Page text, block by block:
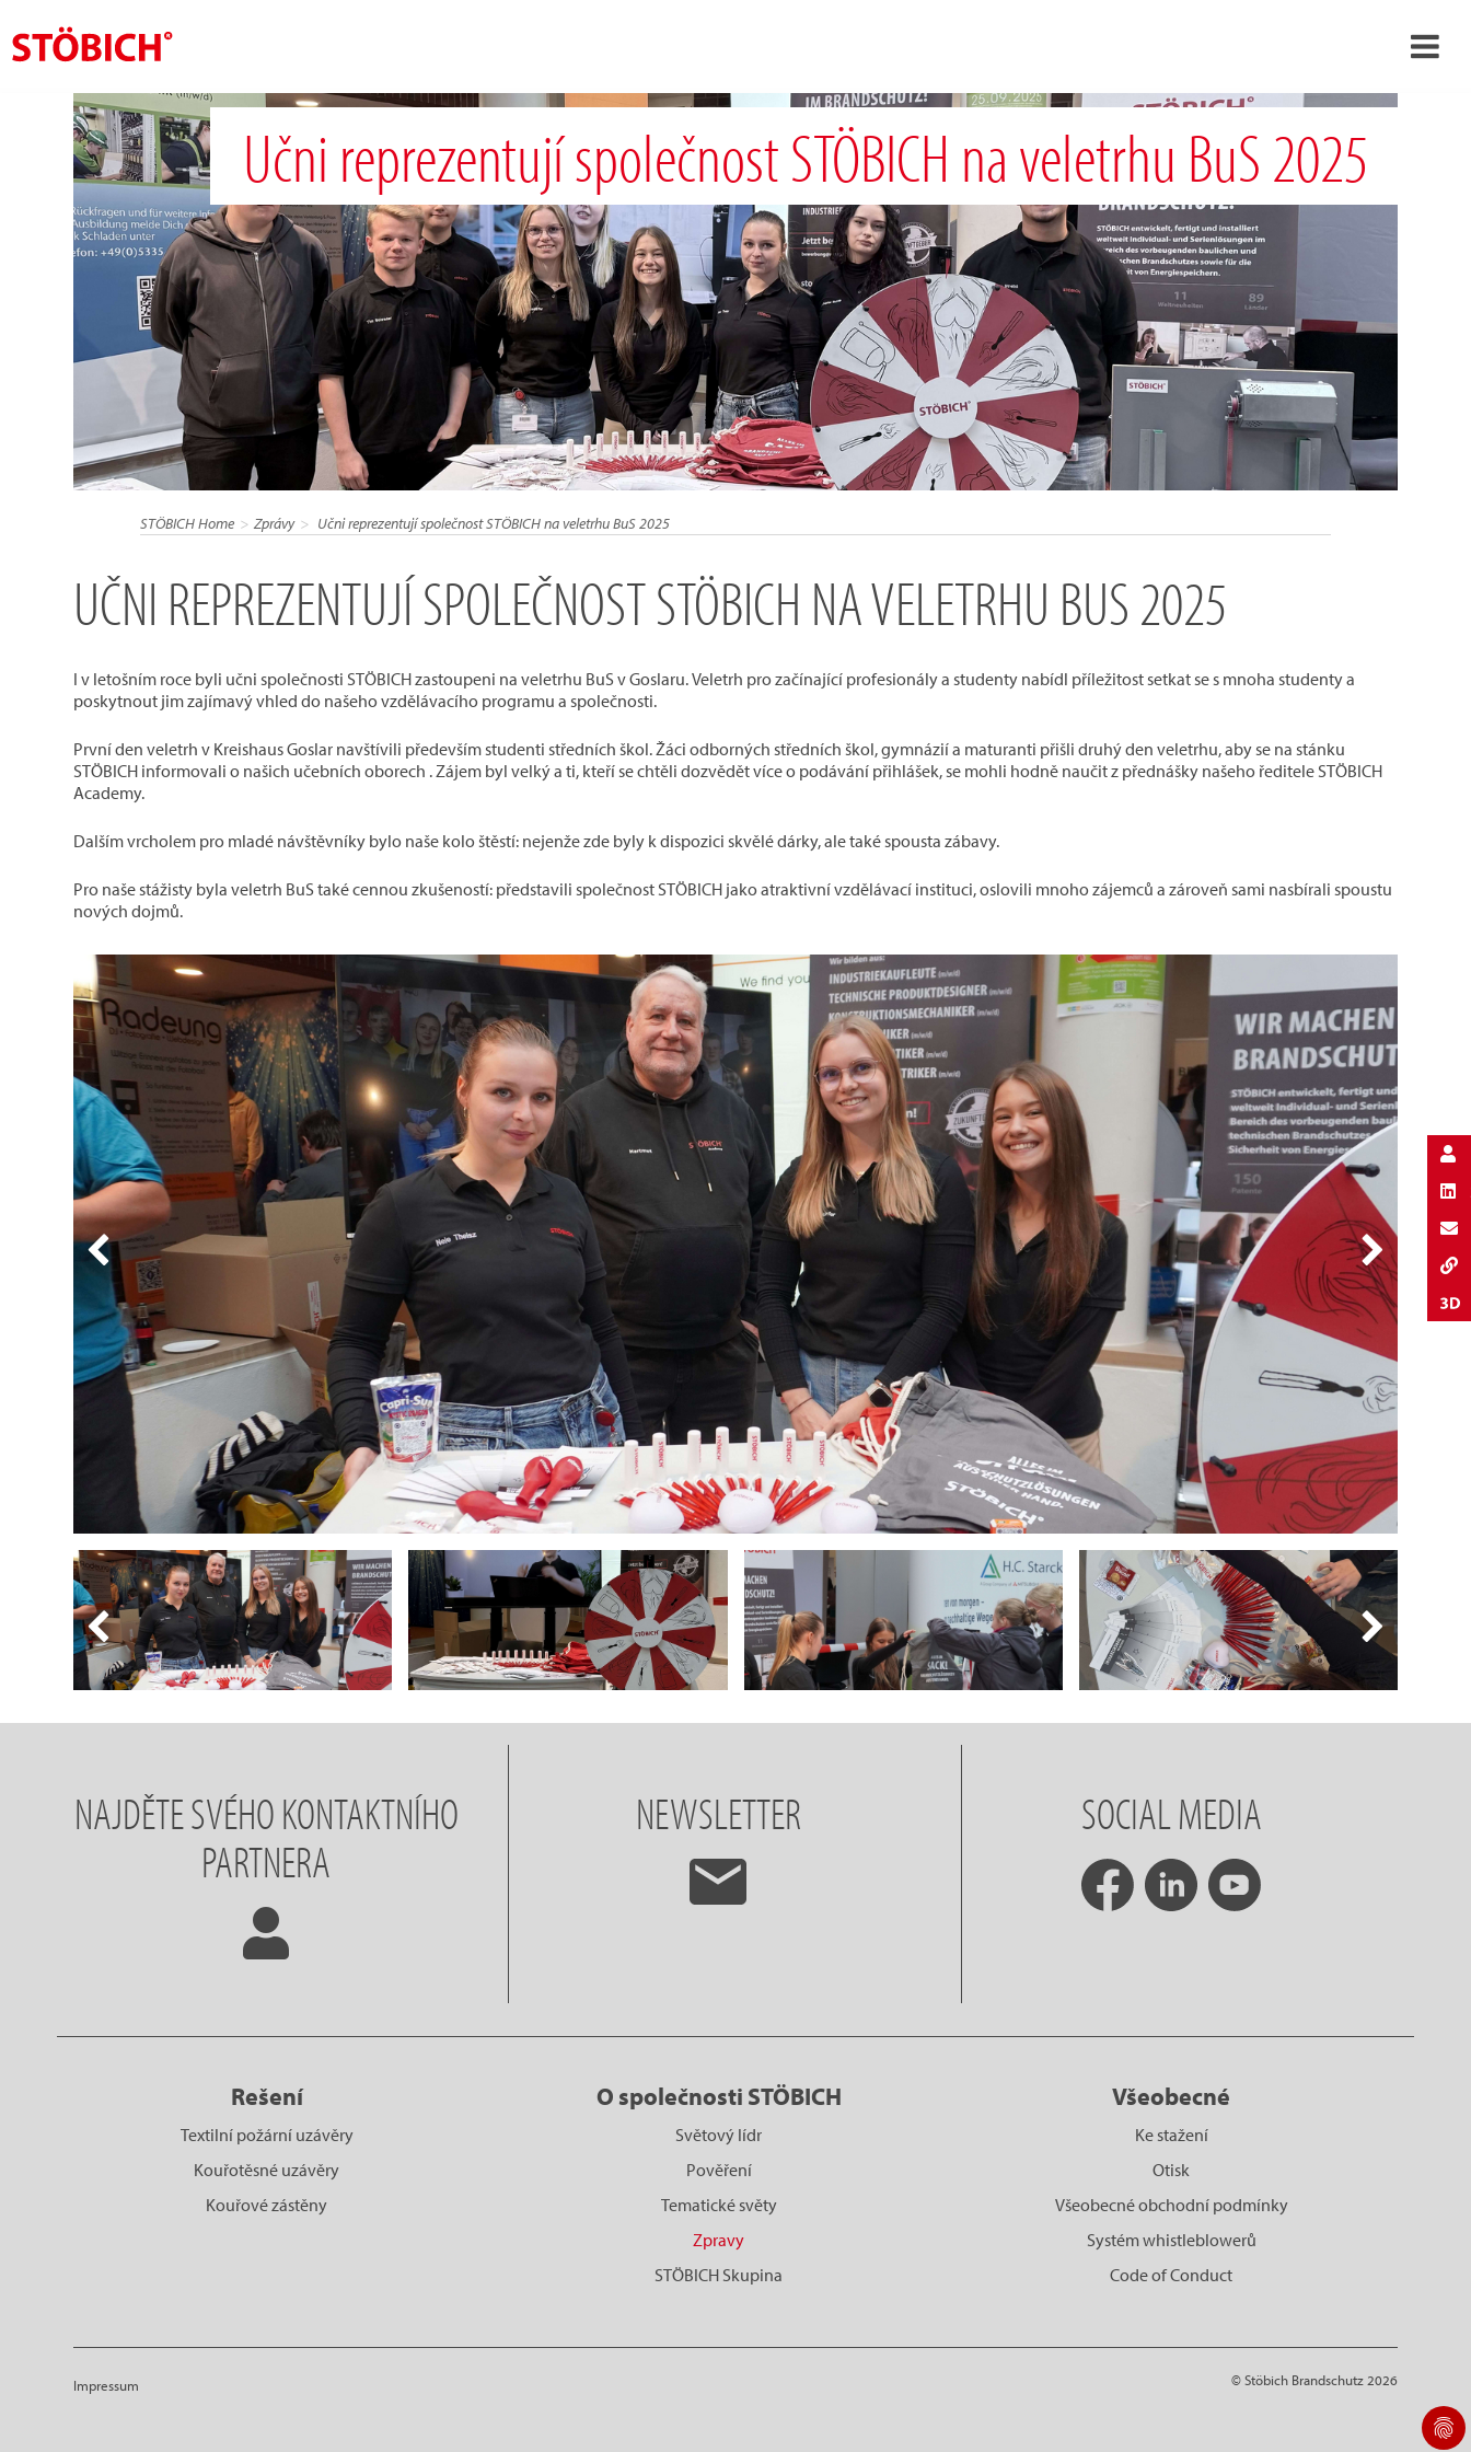
›
CS
O nás
Pověření
Tematické světy
Kontakt
Učni reprezentují společnost STÖBICH na veletrhu BuS 2025
STÖBICH Home Zprávy Učni reprezentují společnost STÖBICH na veletrhu BuS 2025
UČNI REPREZENTUJÍ SPOLEČNOST STÖBICH NA VELETRHU BUS 2025
I v letošním roce byli učni společnosti STÖBICH zastoupeni na veletrhu BuS v Goslaru. Veletrh pro začínající profesionály a studenty nabídl příležitost setkat se s mnoha studenty a
poskytnout jim zajímavý vhled do našeho vzdělávacího programu a společnosti.
První den veletrh v Kreishaus Goslar navštívili především studenti středních škol. Žáci odborných středních škol, gymnázií a maturanti přišli druhý den veletrhu, aby se na stánku
STÖBICH informovali o našich učebních oborech . Zájem byl velký a ti, kteří se chtěli dozvědět více o podávání přihlášek, se mohli hodně naučit z přednášky našeho ředitele STÖBICH
Academy.
Dalším vrcholem pro mladé návštěvníky bylo naše kolo štěstí: nejenže zde byly k dispozici skvělé dárky, ale také spousta zábavy.
Pro naše stážisty byla veletrh BuS také cennou zkušeností: představili společnost STÖBICH jako atraktivní vzdělávací instituci, oslovili mnoho zájemců a zároveň sami nasbírali spoustu
nových dojmů.
NAJDĚTE SVÉHO KONTAKTNÍHO
PARTNERA
NEWSLETTER SOCIAL MEDIA
Rešení
Textilní požární uzávěry
Kouřotěsné uzávěry
Kouřové zástěny
O společnosti STÖBICH
Světový lídr
Pověření
Tematické světy
Zpravy
STÖBICH Skupina
Všeobecné
Ke stažení
Otisk
Všeobecné obchodní podmínky
Systém whistleblowerů
Code of Conduct
Impressum © Stöbich Brandschutz 2026